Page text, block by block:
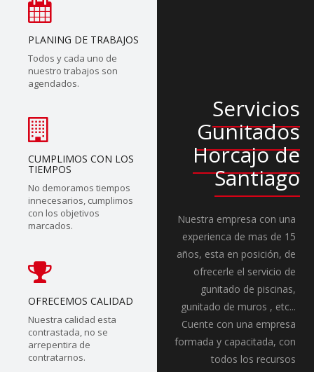
PLANING DE TRABAJOS
Todos y cada uno de
nuestro trabajos son
agendados.
CUMPLIMOS CON LOS
TIEMPOS
No demoramos tiempos
innecesarios, cumplimos
con los objetivos
marcados.
OFRECEMOS CALIDAD
Nuestra calidad esta
contrastada, no se
arrepentira de
contratarnos.
Servicios
Gunitados
Horcajo de
Santiago
Nuestra empresa con una
experienca de mas de 15
años, esta en posición, de
ofrecerle el servicio de
gunitado de piscinas,
gunitado de muros , etc...
Cuente con una empresa
formada y capacitada, con
todos los recursos